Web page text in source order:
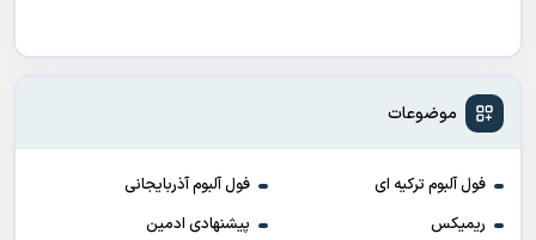
موضوعات
فول آلبوم ترکیه ای
فول آلبوم آذربایجانی
ریمیکس
پیشنهادی ادمین